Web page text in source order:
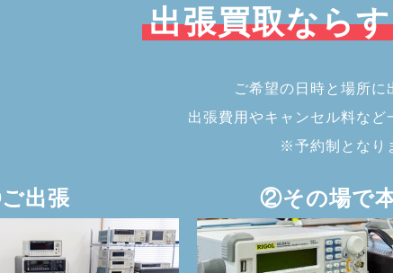
出張買取なら
ご希望の日時と場所に
出張費用やキャンセル料など
※予約制となり
出張 ②その場で